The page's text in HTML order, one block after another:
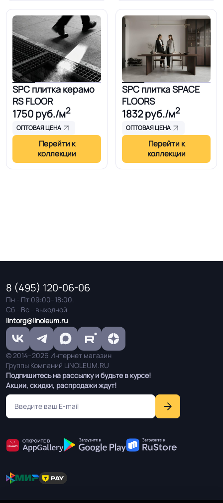
SPC плитка керамо
RS FLOOR
1750руб./м2
ОПТОВАЯ ЦЕНА
Перейти к
коллекции
SPC плитка SPACE
FLOORS
1832руб./м2
ОПТОВАЯ ЦЕНА
Перейти к
коллекции
Подпишитесь на рассылку и будьте в курсе!
Акции, скидки, распродажи ждут!
8 (495) 120-06-06
Пн - Пт 09:00–18:00.
Сб - Вс - выходной
lintorg@linoleum.ru
© 2014–2026 Интернет магазин
Группы Компаний LiNOLEUM.RU